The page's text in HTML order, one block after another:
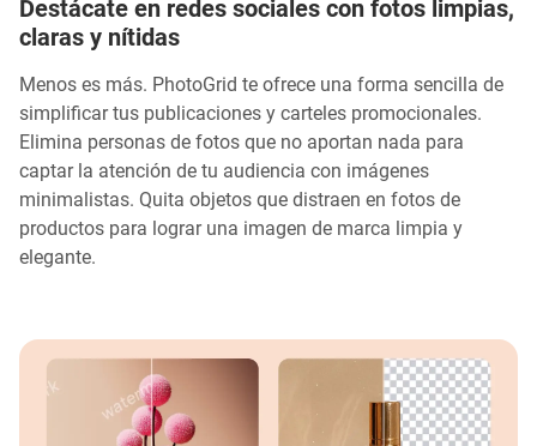
Destácate en redes sociales con fotos limpias,
claras y nítidas
Menos es más. PhotoGrid te ofrece una forma sencilla de
simplificar tus publicaciones y carteles promocionales.
Elimina personas de fotos que no aportan nada para
captar la atención de tu audiencia con imágenes
minimalistas. Quita objetos que distraen en fotos de
productos para lograr una imagen de marca limpia y
elegante.